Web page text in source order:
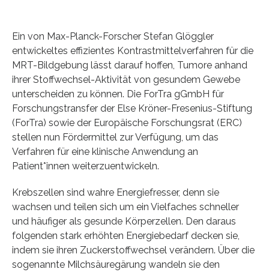
Ein von Max-Planck-Forscher Stefan Glöggler
entwickeltes effizientes Kontrastmittelverfahren für die
MRT-Bildgebung lässt darauf hoffen, Tumore anhand
ihrer Stoffwechsel-Aktivität von gesundem Gewebe
unterscheiden zu können. Die ForTra gGmbH für
Forschungstransfer der Else Kröner-Fresenius-Stiftung
(ForTra) sowie der Europäische Forschungsrat (ERC)
stellen nun Fördermittel zur Verfügung, um das
Verfahren für eine klinische Anwendung an
Patient*innen weiterzuentwickeln.
Krebszellen sind wahre Energiefresser, denn sie
wachsen und teilen sich um ein Vielfaches schneller
und häufiger als gesunde Körperzellen. Den daraus
folgenden stark erhöhten Energiebedarf decken sie,
indem sie ihren Zuckerstoffwechsel verändern. Über die
sogenannte Milchsäuregärung wandeln sie den